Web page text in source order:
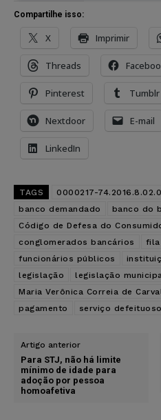
Compartilhe isso:
X Imprimir
Threads
Pinterest Tumblr
Nextdoor E-mail
LinkedIn
TAGS 0000217-
banco demandado
banco do
Código de Defesa do
conglomerados bancários
fila
funcionários públicos
legislação
legislação
Maria Verônica Correia de
pagamento
serviço defeituoso
Artigo anterior
Para STJ, não há limite
mínimo de idade para
adoção por pessoa
homoafetiva